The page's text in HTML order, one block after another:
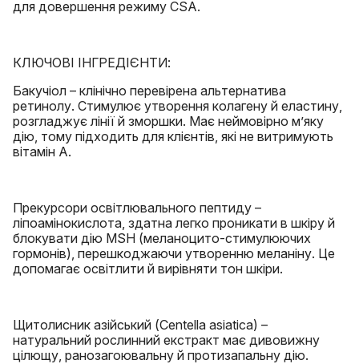
для довершення режиму CSA.
КЛЮЧОВІ ІНГРЕДІЄНТИ:
Бакучіол – клінічно перевірена альтернатива
ретинолу. Стимулює утворення колагену й еластину,
розгладжує лінії й зморшки. Має неймовірно м’яку
дію, тому підходить для клієнтів, які не витримують
вітамін А.
Прекурсори освітлювального пептиду –
ліпоамінокислота, здатна легко проникати в шкіру й
блокувати дію MSH (меланоцито-стимулюючих
гормонів), перешкоджаючи утворенню меланіну. Це
допомагає освітлити й вирівняти тон шкіри.
Щитолисник азійський (Centella asiatica) –
натуральний рослинний екстракт має дивовижну
цілющу, ранозагоювальну й протизапальну дію.